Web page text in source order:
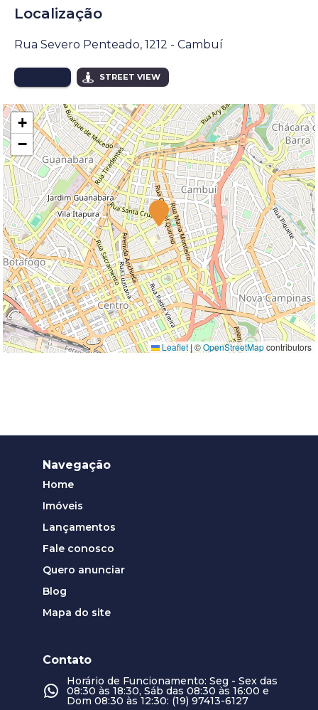
Localização
Rua Severo Penteado, 1212 - Cambuí
STREET VIEW
+
−
Leaflet | ©OpenStreetMapcontributors
Navegação
Home
Imóveis
Lançamentos
Fale conosco
Quero anunciar
Blog
Mapa do site
Contato
Horário de Funcionamento: Seg - Sex das
08:30 às 18:30, Sáb das 08:30 às 16:00 e
Dom 08:30 às 12:30: (19) 97413-6127